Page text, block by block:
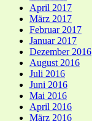
April 2017
März 2017
Februar 2017
Januar 2017
Dezember 2016
August 2016
Juli 2016
Juni 2016
Mai 2016
April 2016
März 2016